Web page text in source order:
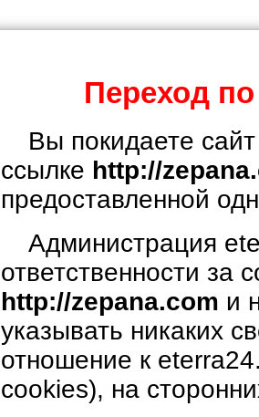
Переход
Вы покидаете
ссылке http://
предоставленной
Администрация
ответственности за
http://zepana.com и
указывать никаких
отношение к
cookies), на